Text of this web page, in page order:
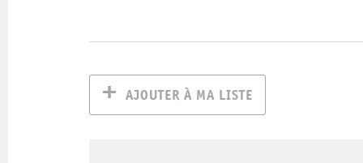
AJOUTER À MA LISTE